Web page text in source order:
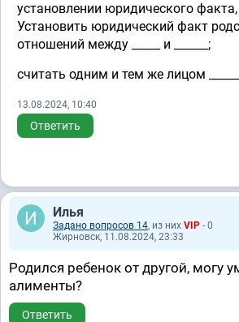
установлении юридического
Установить юридический факт
отношений между _____ и ______;
считать одним и тем же лицом ______
13.08.2024, 10:40
Ответить
Илья
Задано вопросов 14, из них VIP - 0
Жирновск, 11.08.2024, 23:33
Родился ребенок от другой, могу
алименты?
Ответить